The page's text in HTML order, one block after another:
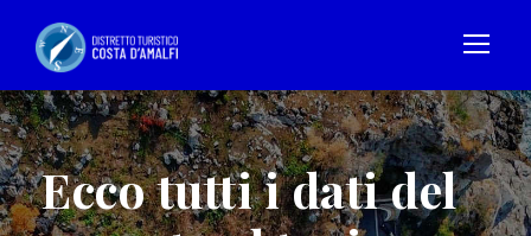
Ecco tutti i dati del